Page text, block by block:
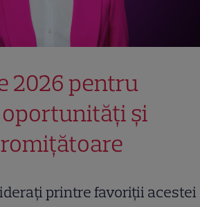
2026 pentru
oportunități și
printre favoriții acestei